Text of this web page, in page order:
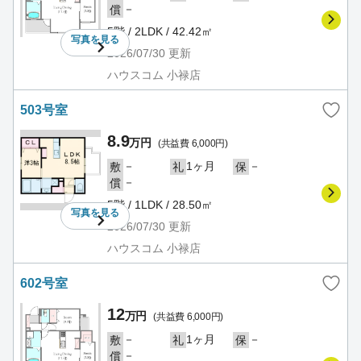
写真を見る
償 －
5階 / 2LDK / 42.42㎡
2026/07/30 更新
ハウスコム 小禄店
503号室
写真を見る
8.9万円 (共益費 6,000円)
敷 － 礼 1ヶ月 保 －
償 －
5階 / 1LDK / 28.50㎡
2026/07/30 更新
ハウスコム 小禄店
602号室
12万円 (共益費 6,000円)
敷 － 礼 1ヶ月 保 －
償 －